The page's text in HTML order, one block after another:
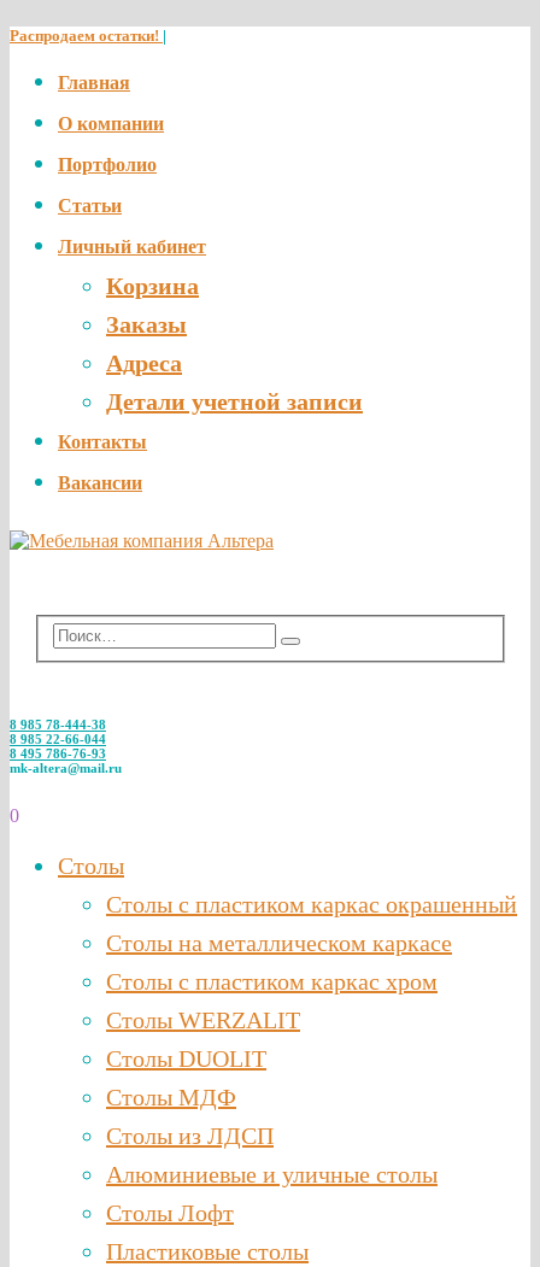
Распродаем остатки! |
Главная
О компании
Портфолио
Статьи
Личный кабинет
Корзина
Заказы
Адреса
Детали учетной записи
Контакты
Вакансии
8 985 78-444-38
8 985 22-66-044
8 495 786-76-93
mk-altera@mail.ru
0
Столы
Столы с пластиком каркас окрашенный
Столы на металлическом каркасе
Столы с пластиком каркас хром
Столы WERZALIT
Столы DUOLIT
Столы МДФ
Столы из ЛДСП
Алюминиевые и уличные столы
Столы Лофт
Пластиковые столы